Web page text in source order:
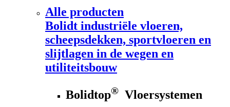
Alle producten
Bolidt industriële vloeren,
scheepsdekken, sportvloeren en
slijtlagen in de wegen en
utiliteitsbouw
Bolidtop® Vloersystemen